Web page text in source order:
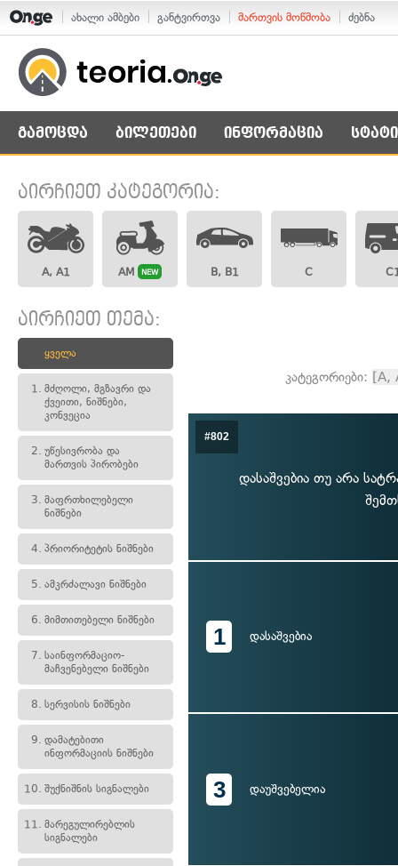
ახალი ამბები განტვირთვა მართვის მოწმობა ძებნა
გამოცდა ბილეთები ინფორმაცია
აირჩიეთ კატეგორია:
A, A1 AM NEW B, B1 C
აირჩიეთ თემა:
ყველა
1. მძღოლი, მგზავრი და
ქვეითი, ნიშნები,
კონვეცია
2. უწესივრობა და
მართვის პირობები
3. მაფრთხილებელი
ნიშნები
4. პრიორიტეტის ნიშნები
5. ამკრძალავი ნიშნები
6. მიმთითებელი ნიშნები
7. საინფორმაციო-
მაჩვენებელი ნიშნები
8. სერვისის ნიშნები
9. დამატებითი
ინფორმაციის ნიშნები
10. შუქნიშნის სიგნალები
11. მარეგულირებლის
სიგნალები
კატეგორიები: [A,
#802
დასაშვებია თუ არა
1 დასაშვებია
3 დაუშვებელია